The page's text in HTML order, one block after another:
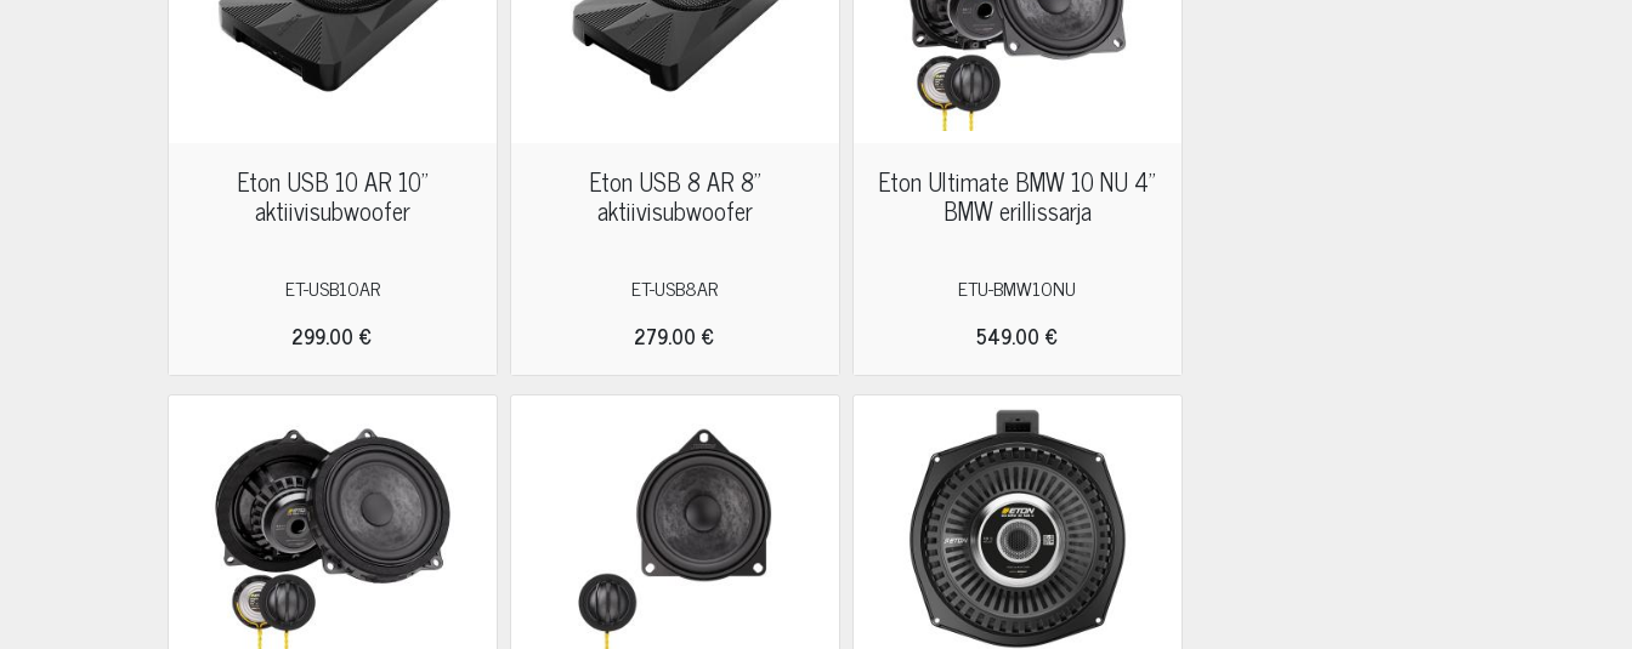
Eton USB 10 AR 10"
aktiivisubwoofer
ET-USB10AR
299.00 €
Eton USB 8 AR 8"
aktiivisubwoofer
ET-USB8AR
279.00 €
Eton Ultimate BMW 10 NU 4"
BMW erillissarja
ETU-BMW10NU
549.00 €